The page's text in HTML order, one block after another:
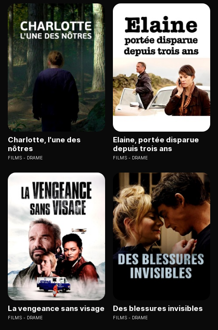
Charlotte, l'une des
nôtres
FILMS DRAME
Elaine, portée disparue
depuis trois ans
FILMS DRAME
La vengeance sans visage
FILMS DRAME
Des blessures invisibles
FILMS DRAME